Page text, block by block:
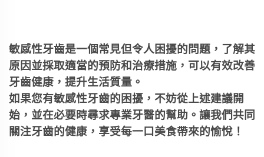
敏感性牙齒是一個常見但令人困擾的問題，了解其
原因並採取適當的預防和治療措施，可以有效改善
牙齒健康，提升生活質量。
如果您有敏感性牙齒的困擾，不妨從上述建議開
始，並在必要時尋求專業牙醫的幫助。讓我們共同
關注牙齒的健康，享受每一口美食帶來的愉悅！